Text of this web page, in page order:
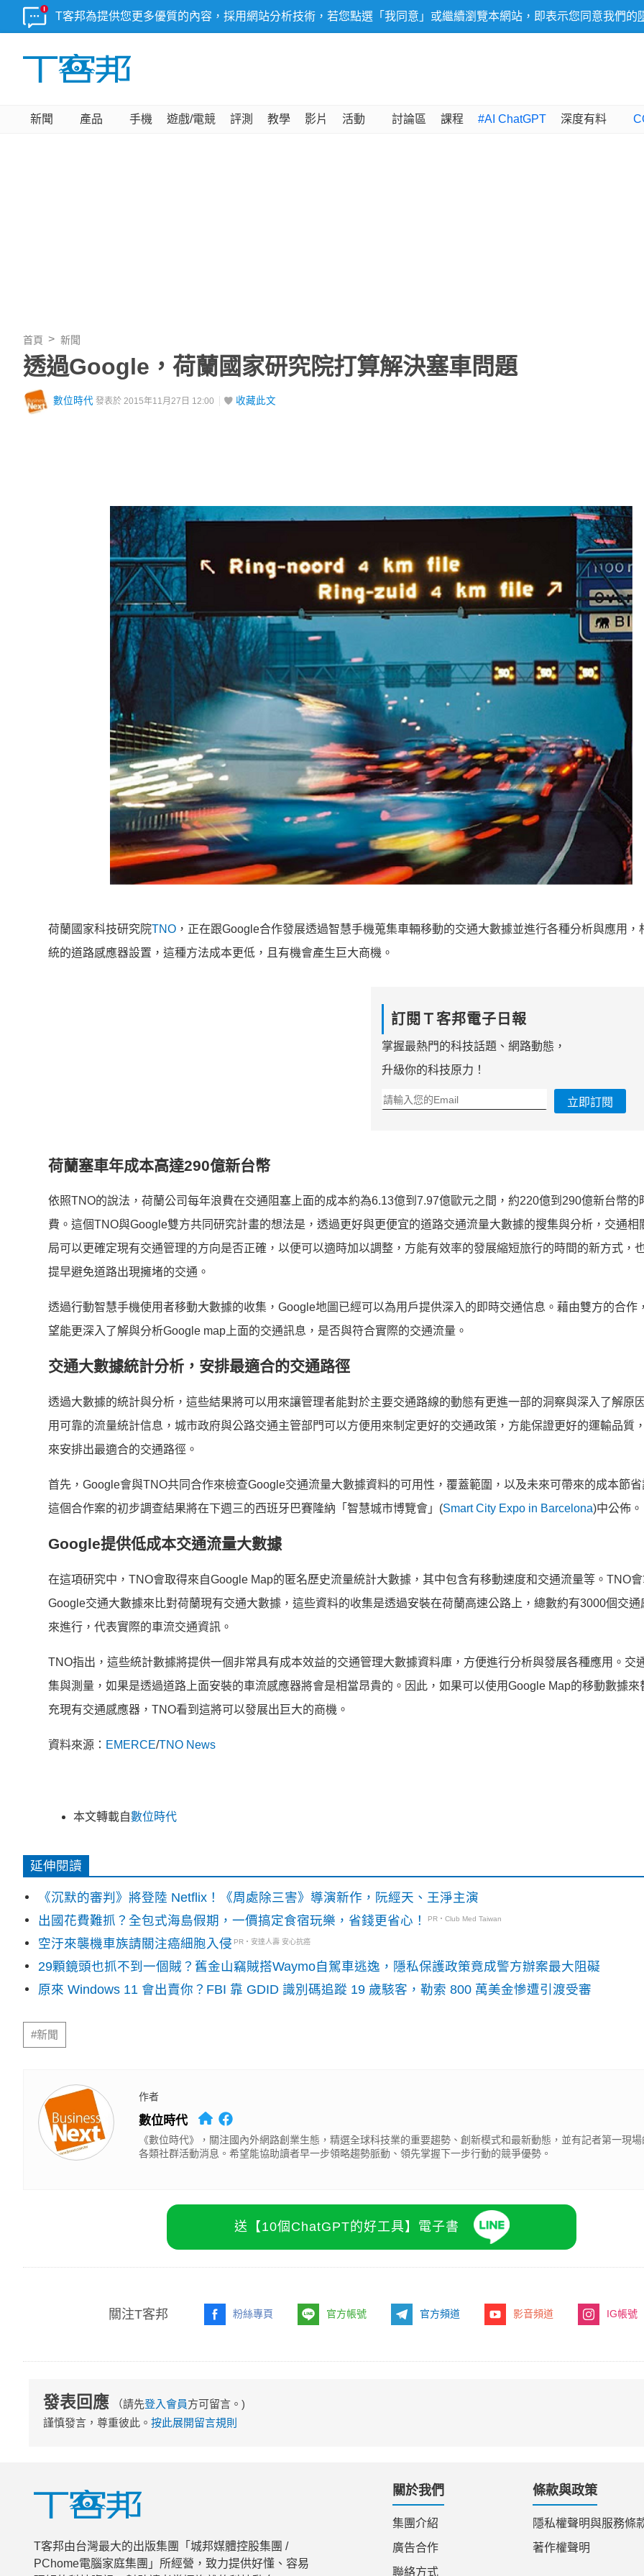
T客邦為提供您更多優質的內容，採用網站分析技術，若您點選「我同意」或繼續瀏覽本網站，即表示您同意我們的
新聞 產品 手機 遊戲/電競 評測 教學 影片 活動 討論區 課程 #AI ChatGPT 深度有料
首頁 新聞
透過Google，荷蘭國家研究院打算解決塞車問題
數位時代 發表於 2015年11月27日 12:00 收藏此文
荷蘭國家科技研究院TNO ，正在跟Google合作發展透過智慧手機蒐集車輛移動的交通大數據並進行各種分析與應用，
統的道路感應器設置，這種方法成本更低，且有機會產生巨大商機。
訂閱Ｔ客邦電子日報
掌握最熱門的科技話題、網路動態，
升級你的科技原力！
立即訂閱
荷蘭塞車年成本高達290億新台幣
依照TNO的說法，荷蘭公司每年浪費在交通阻塞上面的成本約為6.13億到7.97億歐元之間，約220億到290億新台幣的
費。這個TNO與Google雙方共同研究計畫的想法是，透過更好與更便宜的道路交通流量大數據的搜集與分析，交通相
局可以更確定現有交通管理的方向是否正確，以便可以適時加以調整，方能有效率的發展縮短旅行的時間的新方式，
提早避免道路出現擁堵的交通。
透過行動智慧手機使用者移動大數據的收集，Google地圖已經可以為用戶提供深入的即時交通信息。藉由雙方的合作
望能更深入了解與分析Google map上面的交通訊息，是否與符合實際的交通流量。
交通大數據統計分析，安排最適合的‎交通路徑
透過大數據的統計與分析，這些結果將可以用來讓管理者能對於主要交通路線的動態有更進一部的洞察與深入了解原
用可靠的流量統計信息，城市政府與公路交通主管部門可以方便用來制定更好的交通政策，方能保證更好的運輸品質
來安排出最適合的‎交通路徑。
首先，Google會與TNO共同合作來檢查Google交通流量大數據資料的可用性，覆蓋範圍，以及未來可帶來的成本節省
這個合作案的初步調查結果將在下週三的西班牙巴賽隆納‎「智慧城市博覽會」(Smart City Expo in Barcelona)中公佈。
Google提供低成本交通流量大數據
在這項研究中，TNO會取得來自‎Google Map的匿名歷史流量統計大數據，其中包含有移動速度和交通流量等。TNO
Google交通大數據來比對荷蘭現有交通大數據，這些資料的收集是透過安裝在荷蘭高速公路上，總數約有3000個‎交通
來進行，代表實際的車流交通資訊。
TNO指出，這些統計數據將提供一個非常具有成本效益的交通管理大數據資料庫，方便進行分析與發展各種應用。交
集與測量，如果是透過道路上面安裝的車流感應器將會是相當昂貴的。因此，如果可以使用Google Map的移動數據來
充現有交通感應器，TNO看到這將可以發展出巨大的商機。
資料來源： EMERCE/TNO News
本文轉載自數位時代
延伸閱讀
《沉默的審判》將登陸 Netflix！《周處除三害》導演新作，阮經天、王淨主演
出國花費難抓？全包式海島假期，一價搞定食宿玩樂，省錢更省心！
PR・Club Med Taiwan
空汙來襲機車族請關注癌細胞入侵 PR・安達人壽 安心抗癌
29顆鏡頭也抓不到一個賊？舊金山竊賊搭Waymo自駕車逃逸，隱私保護政策竟成警方辦案最大阻礙
原來 Windows 11 會出賣你？FBI 靠 GDID 識別碼追蹤 19 歲駭客，勒索 800 萬美金慘遭引渡受審
#新聞
作者
數位時代
《數位時代》，關注國內外網路創業生態，精選全球科技業的重要趨勢、創新模式和最新動態，並有記者第一現
各類社群活動消息。希望能協助讀者早一步領略趨勢脈動、領先掌握下一步行動的競爭優勢。
送【10個ChatGPT的好工具】電子書
關注T客邦 粉絲專頁 官方帳號 官方頻道 影音頻道 IG帳號
發表回應 （請先登入會員方可留言。)
謹慎發言，尊重彼此。 按此展開留言規則
T客邦由台灣最大的出版集團「城邦媒體控股集團 /
PChome電腦家庭集團」所經營，致力提供好懂、容易
關於我們
集團介紹
廣告合作
聯絡方式
條款與政策
隱私權聲明與服務條
著作權聲明